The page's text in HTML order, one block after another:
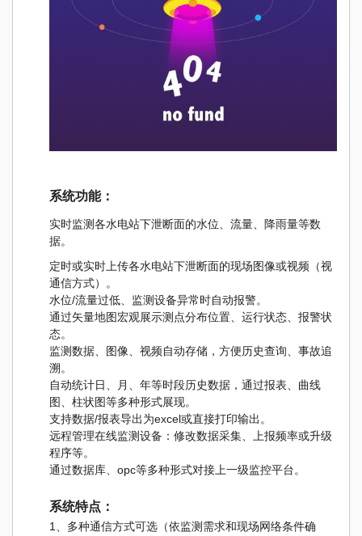
系统功能：
实时监测各水电站下泄断面的水位、流量、降雨量等数
据。
定时或实时上传各水电站下泄断面的现场图像或视频（视
通信方式）。
水位/流量过低、监测设备异常时自动报警。
通过矢量地图宏观展示测点分布位置、运行状态、报警状
态。
监测数据、图像、视频自动存储，方便历史查询、事故追
溯。
自动统计日、月、年等时段历史数据，通过报表、曲线
图、柱状图等多种形式展现。
支持数据/报表导出为excel或直接打印输出。
远程管理在线监测设备：修改数据采集、上报频率或升级
程序等。
通过数据库、opc等多种形式对接上一级监控平台。
系统特点：
1、多种通信方式可选（依监测需求和现场网络条件确